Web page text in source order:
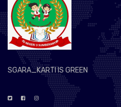
SGARA_KARTI IS GREEN